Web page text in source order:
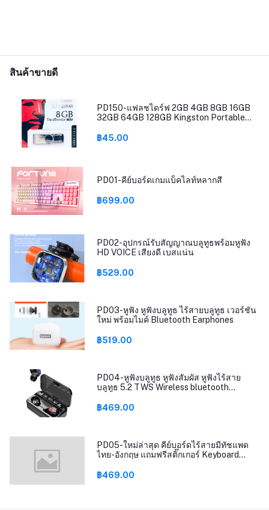
สินค้าขายดี
PD150-แฟลชไดร์ฟ 2GB 4GB 8GB 16GB
32GB 64GB 128GB Kingston Portable
฿45.00
PD01-คีย์บอร์ดเกมแบ็คไลท์หลากสี
฿699.00
PD02-อุปกรณ์รับสัญญาณบลูทูธพร้อมหูฟัง
HD VOICE เสียงดี เบสแน่น
฿529.00
PD03-หูฟัง หูฟังบลูทูธ ไร้สายบลูทูธ เวอร์ชัน
ใหม่ พร้อมไมค์ Bluetooth Earphones
฿519.00
PD04-หูฟังบลูทูธ หูฟังสัมผัส หูฟังไร้สาย
บลูทูธ 5.2 TWS Wireless bluetooth
ฉุกเฉิน รุ่นT25
฿469.00
PD05-ใหม่ล่าสุด คีย์บอร์ดไร้สายมีทัชแพด
ไทย-อังกฤษ แถมฟรีสติ๊กเกอร์ Keyboard
฿469.00